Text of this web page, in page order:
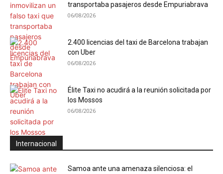
transportaba pasajeros desde Empuriabrava
06/08/2026
2.400 licencias del taxi de Barcelona trabajan
con Uber
06/08/2026
Élite Taxi no acudirá a la reunión solicitada por
los Mossos
06/08/2026
Internacional
Samoa ante una amenaza silenciosa: el